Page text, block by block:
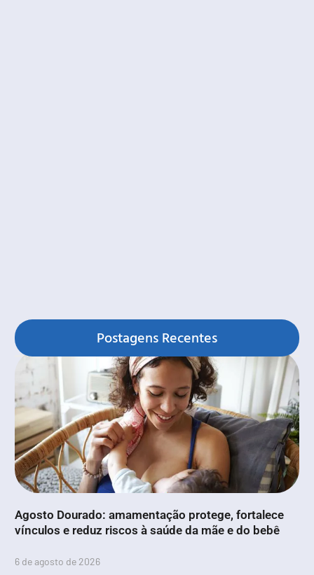
Postagens Recentes
Agosto Dourado: amamentação protege, fortalece
vínculos e reduz riscos à saúde da mãe e do bebê
6 de agosto de 2026